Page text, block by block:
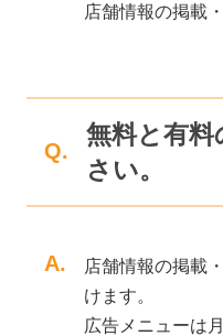
店舗情報の掲載
Q.
無料と有
さい。
A.
店舗情報の掲載
けます。
広告メニューは